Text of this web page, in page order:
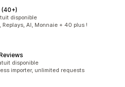
(40+)
disponible
AI, Monnaie + 40 plus !
disponible
importer, unlimited requests